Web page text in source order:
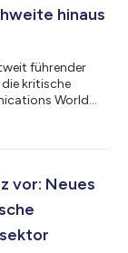
hinaus
führender
kritische
World
dabei, die
Damit
vor: Neues